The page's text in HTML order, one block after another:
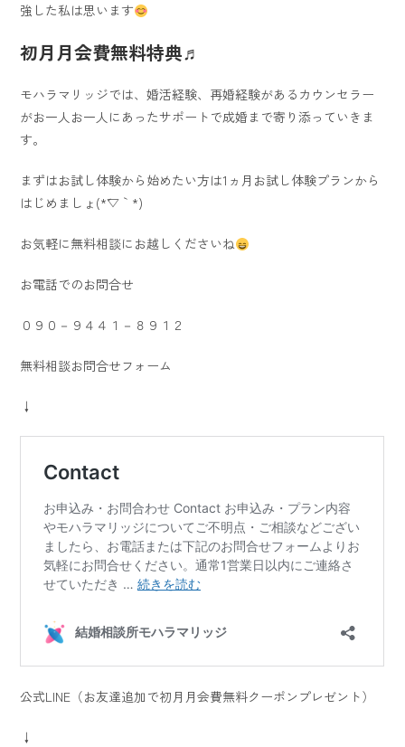
強した私は思います
初月月会費無料特典♬
モハラマリッジでは、婚活経験、再婚経験があるカウンセラー
がお一人お一人にあったサポートで成婚まで寄り添っていきま
す。
まずはお試し体験から始めたい方は1ヵ月お試し体験プランから
はじめましょ(*´▽｀*)
お気軽に無料相談にお越しくださいね
お電話でのお問合せ
０９０－９４４１－８９１２
無料相談お問合せフォーム
↓
公式LINE（お友達追加で初月月会費無料クーポンプレゼント）
↓